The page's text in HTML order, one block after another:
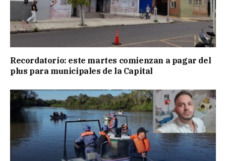
Recordatorio: este martes comienzan a pagar del
plus para municipales de la Capital